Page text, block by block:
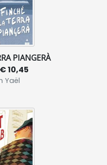
PIANGERÀ
€ 10,45
Yaël